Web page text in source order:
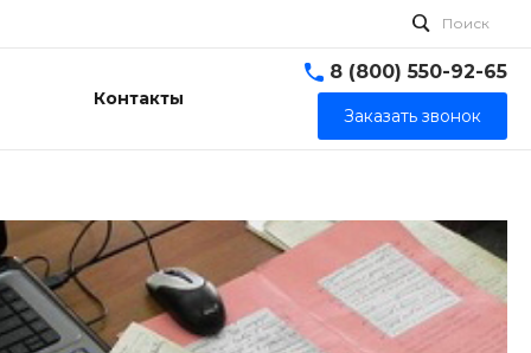
Поиск
Контакты
8 (800) 550-92-65
Заказать звонок